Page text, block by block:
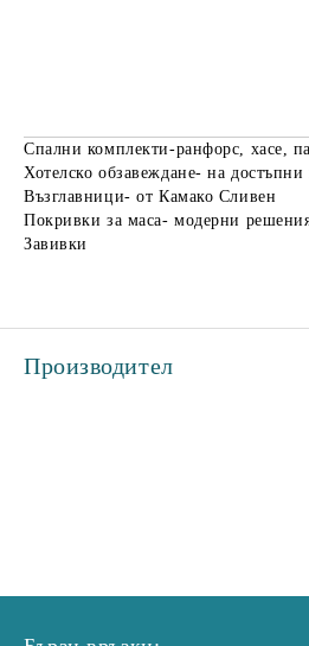
Спални комплекти-ранфорс, хасе,
Хотелско обзавеждане- на достъпни
Възглавници- от Камако Сливен
Покривки за маса- модерни
Завивки
Производител